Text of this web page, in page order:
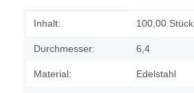
Produkteigenschaft
Wert
Inhalt: 100,00 Stück
Durchmesser: 6,4
Material: Edelstahl